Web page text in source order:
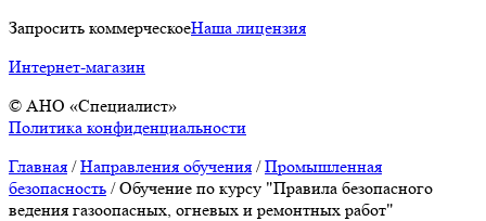
Запросить коммерческоеНаша лицензия
Интернет-магазин
© АНО «Специалист»
Политика конфиденциальности
Главная / Направления обучения / Промышленная
безопасность /Обучение по курсу "Правила безопасного
ведения газоопасных, огневых и ремонтных работ"